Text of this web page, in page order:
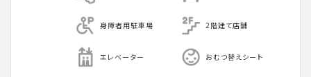
身障者用駐車場 2階建て店舗
エレベーター おむつ替えシート